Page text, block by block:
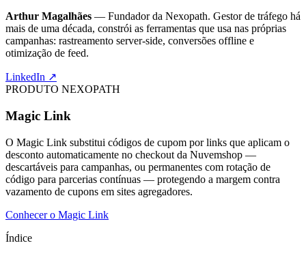
Arthur Magalhães — Fundador da Nexopath. Gestor de tráfego há
mais de uma década, constrói as ferramentas que usa nas próprias
campanhas: rastreamento server-side, conversões offline e
otimização de feed.
LinkedIn ↗
PRODUTO NEXOPATH
Magic Link
O Magic Link substitui códigos de cupom por links que aplicam o
desconto automaticamente no checkout da Nuvemshop —
descartáveis para campanhas, ou permanentes com rotação de
código para parcerias contínuas — protegendo a margem contra
vazamento de cupons em sites agregadores.
Conhecer o Magic Link
Índice